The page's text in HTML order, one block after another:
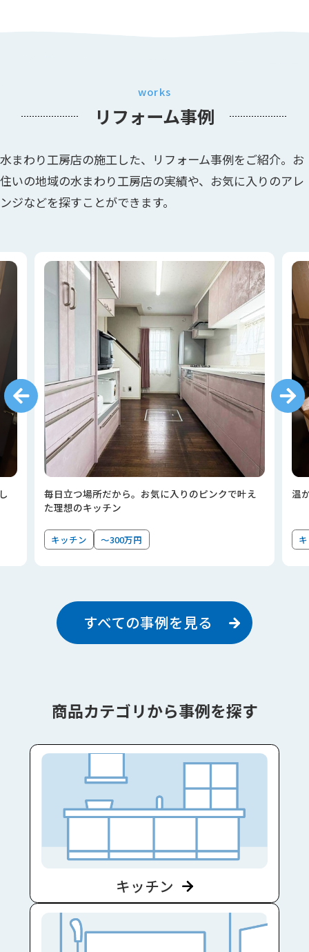
works
リフォーム事例
水まわり工房店の施工した、リフォーム事例をご紹介。お
住いの地域の水まわり工房店の実績や、お気に入りのアレ
ンジなどを探すことができます。
毎日立つ場所だから。お気に入りのピンクで叶え
た理想のキッチン
キッチン ～300万円
温
すべての事例を見る
商品カテゴリから事例を探す
キッチン